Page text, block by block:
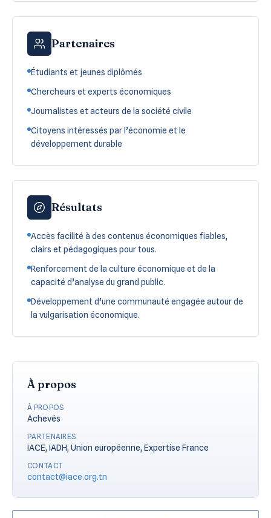
Partenaires
Étudiants et jeunes diplômés
Chercheurs et experts économiques
Journalistes et acteurs de la société civile
Citoyens intéressés par l’économie et le
développement durable
Résultats
Accès facilité à des contenus économiques fiables,
clairs et pédagogiques pour tous.
Renforcement de la culture économique et de la
capacité d’analyse du grand public.
Développement d’une communauté engagée autour de
la vulgarisation économique.
À propos
À PROPOS
Achevés
PARTENAIRES
IACE, IADH, Union européenne, Expertise France
CONTACT
contact@iace.org.tn